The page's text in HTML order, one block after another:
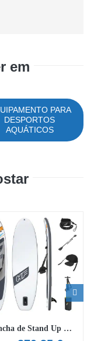
em
PARA
DESPORTOS
AQUÁTICOS
Prancha de Stand Up Paddle e Conjunto de Caiaque White Cap Hydro-Force™ 3,05 m